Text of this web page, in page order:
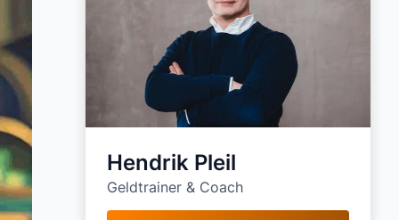
Hendrik Pleil
Geldtrainer & Coach